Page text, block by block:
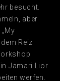
besucht.
aber
Reiz
Jamari Lior
werfen.